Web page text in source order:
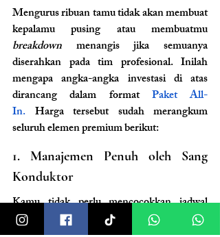
Mengurus ribuan tamu tidak akan membuat
kepalamu pusing atau membuatmu
breakdown menangis jika semuanya
diserahkan pada tim profesional. Inilah
mengapa angka-angka investasi di atas
dirancang dalam format Paket All-
In. Harga tersebut sudah merangkum
seluruh elemen premium berikut:
1. Manajemen Penuh oleh Sang
Konduktor
Kamu tidak perlu mencocokkan jadwal
vendor yang melelahkan. Tim
Wedding